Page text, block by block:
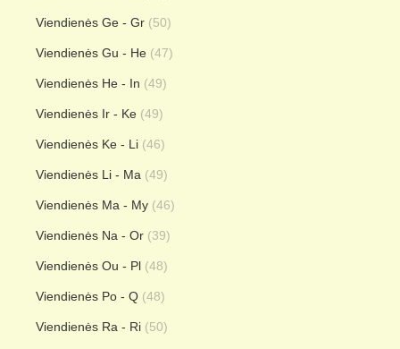
Viendienės Ge - Gr (50)
Viendienės Gu - He (47)
Viendienės He - In (49)
Viendienės Ir - Ke (49)
Viendienės Ke - Li (46)
Viendienės Li - Ma (49)
Viendienės Ma - My (46)
Viendienės Na - Or (39)
Viendienės Ou - Pl (48)
Viendienės Po - Q (48)
Viendienės Ra - Ri (50)